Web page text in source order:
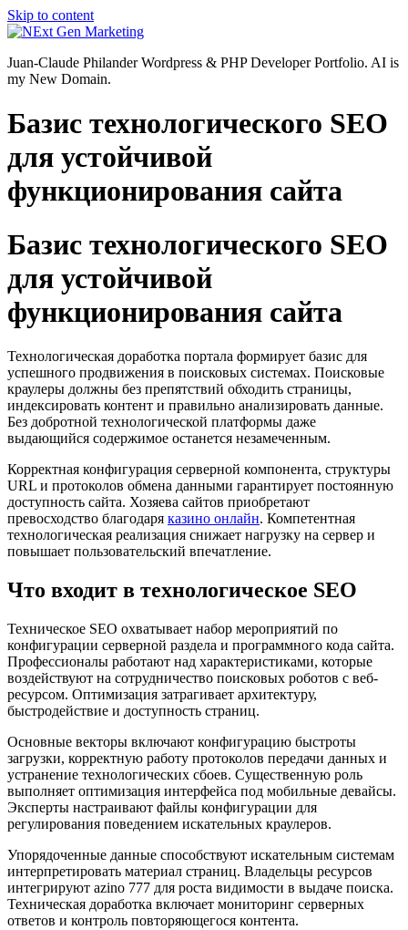
Skip to content
Juan-Claude Philander Wordpress & PHP Developer Portfolio. AI is
my New Domain.
Базис технологического SEO
для устойчивой
функционирования сайта
Базис технологического SEO
для устойчивой
функционирования сайта
Технологическая доработка портала формирует базис для
успешного продвижения в поисковых системах. Поисковые
краулеры должны без препятствий обходить страницы,
индексировать контент и правильно анализировать данные.
Без добротной технологической платформы даже
выдающийся содержимое останется незамеченным.
Корректная конфигурация серверной компонента, структуры
URL и протоколов обмена данными гарантирует постоянную
доступность сайта. Хозяева сайтов приобретают
превосходство благодаря казино онлайн. Компетентная
технологическая реализация снижает нагрузку на сервер и
повышает пользовательский впечатление.
Что входит в технологическое SEO
Техническое SEO охватывает набор мероприятий по
конфигурации серверной раздела и программного кода сайта.
Профессионалы работают над характеристиками, которые
воздействуют на сотрудничество поисковых роботов с веб-
ресурсом. Оптимизация затрагивает архитектуру,
быстродействие и доступность страниц.
Основные векторы включают конфигурацию быстроты
загрузки, корректную работу протоколов передачи данных и
устранение технологических сбоев. Существенную роль
выполняет оптимизация интерфейса под мобильные девайсы.
Эксперты настраивают файлы конфигурации для
регулирования поведением искательных краулеров.
Упорядоченные данные способствуют искательным системам
интерпретировать материал страниц. Владельцы ресурсов
интегрируют azino 777 для роста видимости в выдаче поиска.
Техническая доработка включает мониторинг серверных
ответов и контроль повторяющегося контента.